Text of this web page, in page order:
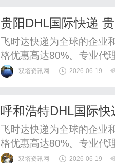
贵阳DHL国际快递
飞时达快递为全球的企业
格优惠高达80%。专业代
递、UPS国际快递、
权、在贵州省内具备独立
双塔资讯网 2026-06-19
呼和浩特DHL国际
飞时达快递为全球的企业
格优惠高达80%。专业代
递、UPS国际快递、
双塔资讯网 2026-06-19